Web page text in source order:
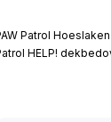
Patrol
HELP!